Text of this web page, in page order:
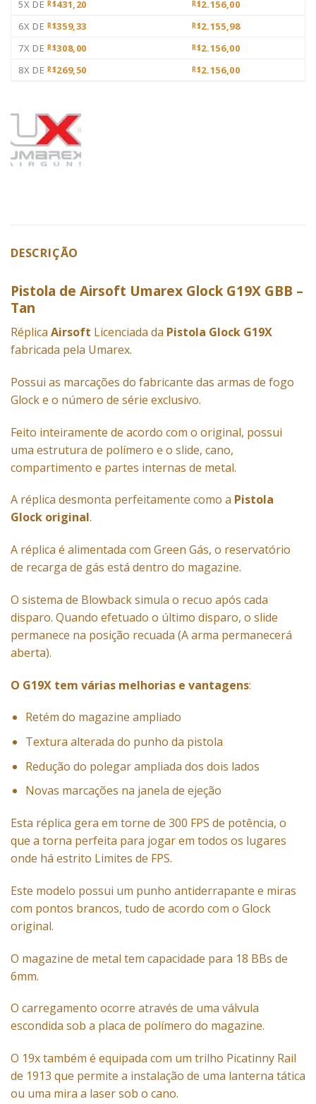
5X DE R$431,20 R$2.156,00
6X DE R$359,33 R$2.155,98
7X DE R$308,00 R$2.156,00
8X DE R$269,50 R$2.156,00
DESCRIÇÃO
Pistola de Airsoft Umarex Glock G19X GBB –
Tan
Réplica Airsoft Licenciada da Pistola Glock G19X
fabricada pela Umarex.
Possui as marcações do fabricante das armas de fogo
Glock e o número de série exclusivo.
Feito inteiramente de acordo com o original, possui
uma estrutura de polímero e o slide, cano,
compartimento e partes internas de metal.
A réplica desmonta perfeitamente como a Pistola
Glock original.
A réplica é alimentada com Green Gás, o reservatório
de recarga de gás está dentro do magazine.
O sistema de Blowback simula o recuo após cada
disparo. Quando efetuado o último disparo, o slide
permanece na posição recuada (A arma permanecerá
aberta).
O G19X tem várias melhorias e vantagens:
Retém do magazine ampliado
Textura alterada do punho da pistola
Redução do polegar ampliada dos dois lados
Novas marcações na janela de ejeção
Esta réplica gera em torne de 300 FPS de potência, o
que a torna perfeita para jogar em todos os lugares
onde há estrito Limites de FPS.
Este modelo possui um punho antiderrapante e miras
com pontos brancos, tudo de acordo com o Glock
original.
O magazine de metal tem capacidade para 18 BBs de
6mm.
O carregamento ocorre através de uma válvula
escondida sob a placa de polímero do magazine.
O 19x também é equipada com um trilho Picatinny Rail
de 1913 que permite a instalação de uma lanterna tática
ou uma mira a laser sob o cano.